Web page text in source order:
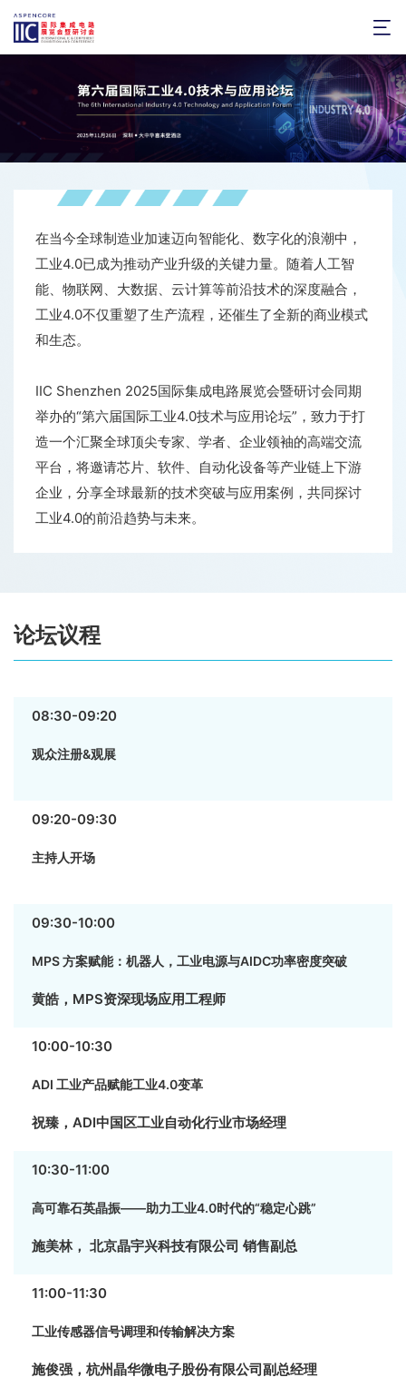

在当今全球制造业加速迈向智能化、数字化的浪潮中，
工业4.0已成为推动产业升级的关键力量。随着人工智
能、物联网、大数据、云计算等前沿技术的深度融合，
工业4.0不仅重塑了生产流程，还催生了全新的商业模式
和生态。
IIC Shenzhen 2025国际集成电路展览会暨研讨会同期
举办的“第六届国际工业4.0技术与应用论坛”，致力于打
造一个汇聚全球顶尖专家、学者、企业领袖的高端交流
平台，将邀请芯片、软件、自动化设备等产业链上下游
企业，分享全球最新的技术突破与应用案例，共同探讨
工业4.0的前沿趋势与未来。
论坛议程
08:30-09:20
观众注册&观展
09:20-09:30
主持人开场
09:30-10:00
MPS 方案赋能：机器人，工业电源与AIDC功率密度突破
黄皓，MPS资深现场应用工程师
10:00-10:30
ADI 工业产品赋能工业4.0变革
祝臻，ADI中国区工业自动化行业市场经理
10:30-11:00
高可靠石英晶振——助力工业4.0时代的“稳定心跳”
施美林， 北京晶宇兴科技有限公司 销售副总
11:00-11:30
工业传感器信号调理和传输解决方案
施俊强，杭州晶华微电子股份有限公司副总经理